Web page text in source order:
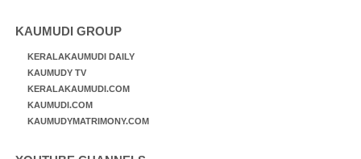
KAUMUDI GROUP
KERALAKAUMUDI DAILY
KAUMUDY TV
KERALAKAUMUDI.COM
KAUMUDI.COM
KAUMUDYMATRIMONY.COM